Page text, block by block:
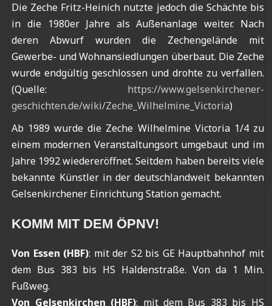
Die Zeche Fritz-Heinich nutzte jedoch die Schächte bis
in die 1980er Jahre als Außenanlage weiter. Nach
deren Abwurf wurden die Zechengelände mit
Gewerbe- und Wohnansiedlungen überbaut. Die Zeche
wurde endgültig geschlossen und drohte zu verfallen.
(Quelle: https://www.gelsenkirchener-
geschichten.de/wiki/Zeche_Wilhelmine_Victoria)
Ab 1989 wurde die Zeche Wilhelmine Victoria 1/4 zu
einem modernen Veranstaltungsort umgebaut und im
Jahre 1992 wiedereröffnet. Seitdem haben bereits viele
bekannte Künstler in der deutschlandweit bekannten
Gelsenkirchener Einrichtung Station gemacht.
KOMM MIT DEM ÖPNV!
Von Essen (HBF): mit der S2 bis GE Hauptbahnhof mit
dem Bus 383 bis HS Haldenstraße. Von da 1 Min.
Fußweg.
Von Gelsenkirchen (HBF): mit dem Bus 383 bis HS